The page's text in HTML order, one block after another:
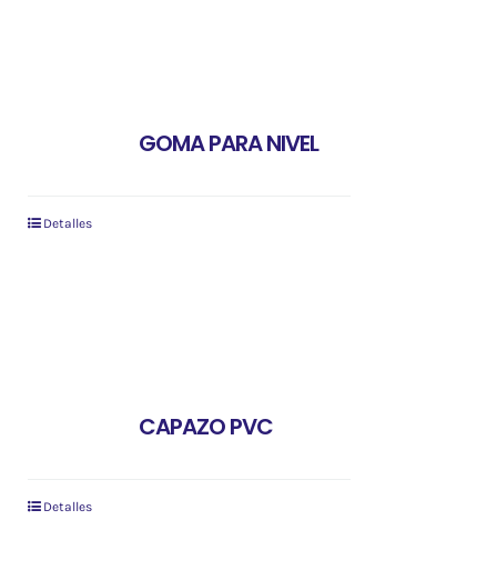
GOMA PARA NIVEL
Detalles
CAPAZO PVC
Detalles